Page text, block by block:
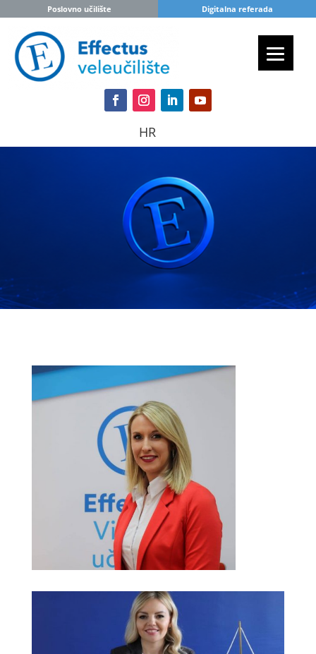
Poslovno učilište Digitalna referada
HR